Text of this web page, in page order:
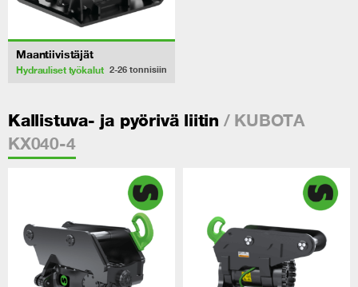
Maantiivistäjät
Hydrauliset työkalut 2-26 tonnisiin
Kallistuva- ja pyörivä liitin / KUBOTA
KX040-4